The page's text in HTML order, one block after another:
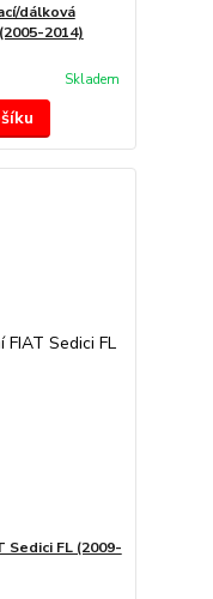
dálková
2014)
Skladem
Sedici FL (2009-